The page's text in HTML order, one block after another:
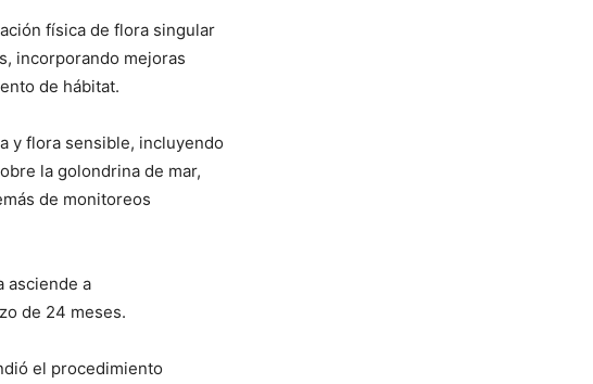
física de flora singular
incorporando mejoras
de hábitat.
y flora sensible, incluyendo
la golondrina de mar,
de monitoreos
asciende a
de 24 meses.
el procedimiento